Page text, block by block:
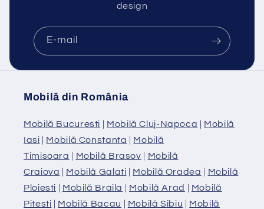
design
E-mail
Mobilă din România
Mobilă Bucuresti | Mobilă Cluj-Napoca | Mobilă
Iasi | Mobilă Constanta | Mobilă
Timisoara | Mobilă Brasov | Mobilă
Craiova | Mobilă Galati | Mobilă Oradea | Mobilă
Ploiesti | Mobilă Braila | Mobilă Arad | Mobilă
Pitesti | Mobilă Bacau | Mobilă Sibiu | Mobilă